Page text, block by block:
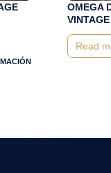
OMEGA
VINTAGE
Read